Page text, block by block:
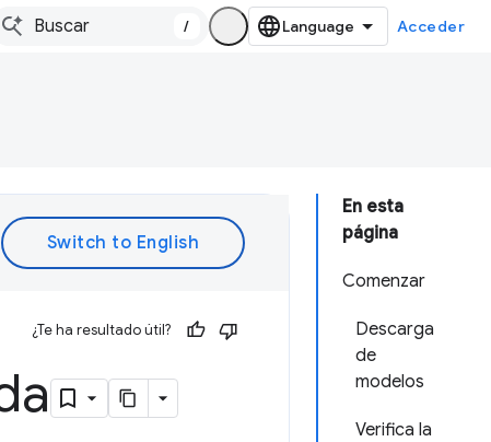
/ Acceder
En esta
página
Comenzar
Descarga
de
modelos
Verifica la
¿Te ha resultado útil?